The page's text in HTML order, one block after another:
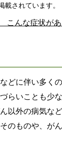
載されています。
こんな症状があ
どに伴い多く
らいことも少
以外の病気な
のものや、が